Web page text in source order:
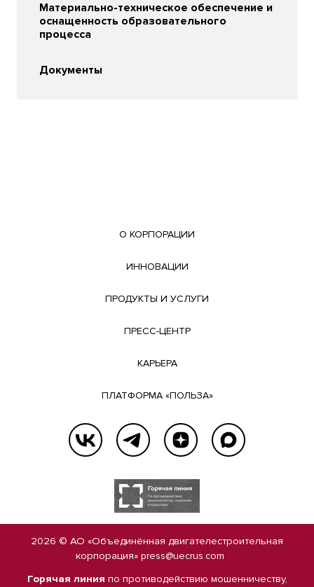
Материально-техническое обеспечение и
оснащенность образовательного
процесса
Документы
О КОРПОРАЦИИ
ИННОВАЦИИ
ПРОДУКТЫ И УСЛУГИ
ПРЕСС-ЦЕНТР
КАРЬЕРА
ПЛАТФОРМА «ПОЛЬЗА»
2026 © АО «Объединённая двигателестроительная
корпорация» press@uecrus.com
Горячая линия по противодействию мошенничеству,